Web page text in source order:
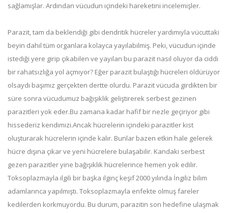
sağlamışlar. Ardından vücudun içindeki hareketini incelemişler.
Parazit, tam da beklendiği gibi dendritik hücreler yardımıyla vücuttaki
beyin dahil tüm organlara kolayca yayılabilmiş. Peki, vücudun içinde
istediği yere girip çıkabilen ve yayılan bu parazit nasıl oluyor da ciddi
bir rahatsızlığa yol açmıyor? Eğer parazit bulaştığı hücreleri öldürüyor
olsaydı başımız gerçekten dertte olurdu. Parazit vücuda girdikten bir
süre sonra vücudumuz bağışıklık geliştirerek serbest gezinen
parazitleri yok eder.Bu zamana kadar hafif bir nezle geçiriyor gibi
hissederiz kendimizi.Ancak hücrelerin içindeki parazitler kist
oluşturarak hücrelerin içinde kalır. Bunlar bazen etkin hale gelerek
hücre dışına çıkar ve yeni hücrelere bulaşabilir. Kandaki serbest
gezen parazitler yine bağışıklık hücrelerince hemen yok edilir.
Toksoplazmayla ilgili bir başka ilginç keşif 2000 yılında İngiliz bilim
adamlarınca yapılmıştı. Toksoplazmayla enfekte olmuş fareler
kedilerden korkmuyordu. Bu durum, parazitin son hedefine ulaşmak